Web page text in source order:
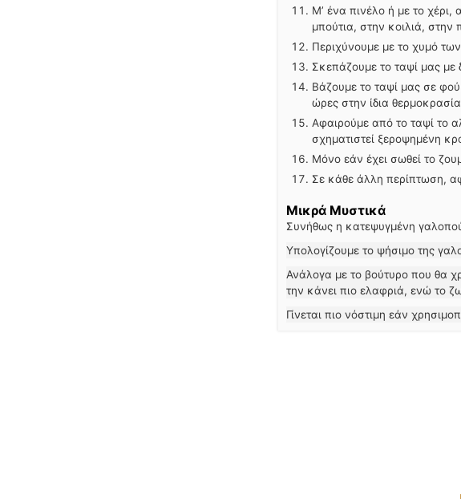
Μ’ ένα πινέλο ή με το
μπούτια, στην κοιλιά,
Περιχύνουμε με το χυμό
Σκεπάζουμε το ταψί μας με
Βάζουμε το ταψί μας σε
ώρες στην ίδια
Αφαιρούμε από το ταψί το
σχηματιστεί ξεροψημένη
Μόνο εάν έχει σωθεί το
Σε κάθε άλλη περίπτωση,
Μικρά Μυστικά
Συνήθως η κατεψυγμένη
Υπολογίζουμε το ψήσιμο της
Ανάλογα με το βούτυρο που θα χρησιμοποιήσουμε για να αλείψουμε τη γαλοπούλα, η μαργαρίνη
την κάνει πιο ελαφριά, ενώ το
Γίνεται πιο νόστιμη εάν